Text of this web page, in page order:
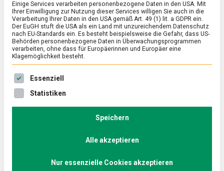
ERNÄHRUNG & GESUNDHEIT /FEATURED/WIRTSCHAFT
Spätzle: Schwabens Antwort auf Pasta
29. November 2024
Spätzle:
Was Pasta für Italien ist, das sind Spätzle für
Schwaben: ein kulinarischer Klassiker mit Tradition
Stuttgart, der Hauptstadt Baden-Württembergs,
Einige Services verarbeiten personenbezogene Daten in den USA. Mit
Ihrer Einwilligung zur Nutzung dieser Services willigen Sie auch in die
Verarbeitung Ihrer Daten in den USA gemäß Art. 49 (1) lit. a GDPR ein.
Der EuGH stuft die USA als ein Land mit unzureichendem Datenschutz
nach EU-Standards ein. Es besteht beispielsweise die Gefahr, dass US-
Behörden personenbezogene Daten in Überwachungsprogrammen
verarbeiten, ohne dass für Europäerinnen und Europäer eine
Klagemöglichkeit besteht.
Es folgt eine Liste der Service-Gruppen, für die eine
Essenziell
Statistiken
Speichern
Alle akzeptieren
Nur essenzielle Cookies akzeptieren